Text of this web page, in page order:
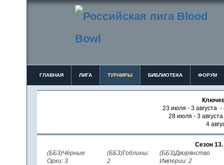
ГЛАВНАЯ ЛИГА ТУРНИРЫ БИБЛИОТЕКА ФОРУМ
23 июля - 3 августа -
28 июля - 3
4
Сезон 13.
(ББ3)Чёрные
Орки: 3
(ББ3)Гоблины:
2
(ББ3)Дворянство
Империи: 2